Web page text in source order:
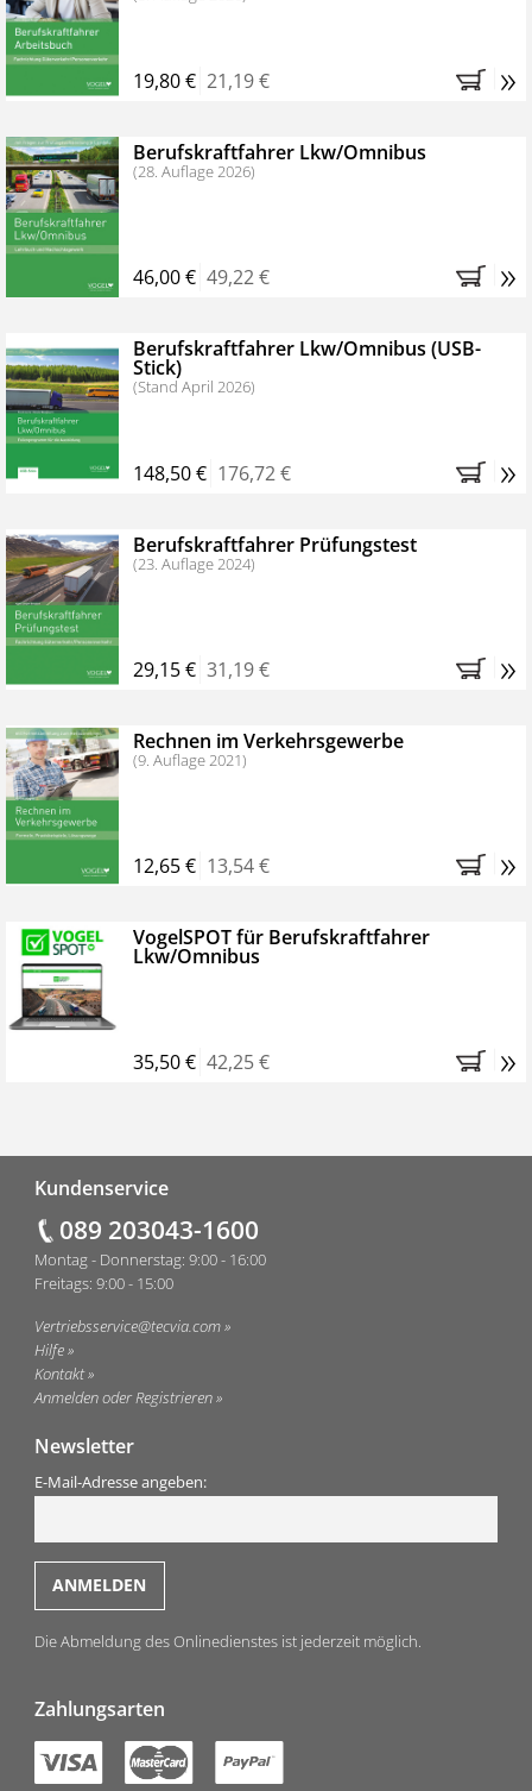
19,80 € 21,19 € »
Berufskraftfahrer Lkw/Omnibus
(28. Auflage 2026)
46,00 € 49,22 € »
Berufskraftfahrer Lkw/Omnibus (USB-
Stick)
(Stand April 2026)
148,50 € 176,72 € »
Berufskraftfahrer Prüfungstest
(23. Auflage 2024)
29,15 € 31,19 € »
Rechnen im Verkehrsgewerbe
(9. Auflage 2021)
12,65 € 13,54 € »
VogelSPOT für Berufskraftfahrer
Lkw/Omnibus
35,50 € 42,25 € »
Kundenservice
089 203043-1600
Montag - Donnerstag: 9:00 - 16:00
Freitags: 9:00 - 15:00
Vertriebsservice@tecvia.com
Hilfe
Kontakt
Anmelden oder Registrieren
Newsletter
E-Mail-Adresse angeben:
Die Abmeldung des Onlinedienstes ist jederzeit möglich.
Zahlungsarten